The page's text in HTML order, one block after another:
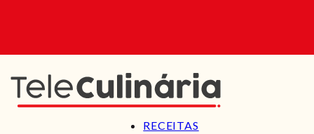
RECEITAS